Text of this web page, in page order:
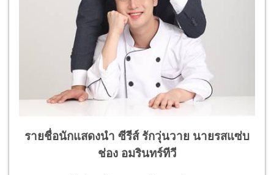
รายชื่อนักแสดงนำ ซีรีส์ รักวุ่นวาย นายรสแซ่บ
ช่อง อมรินทร์ทีวี